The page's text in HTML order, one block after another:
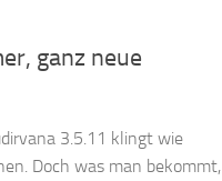
ganz neue
3.5.11 klingt wie
Doch was man bekommt,